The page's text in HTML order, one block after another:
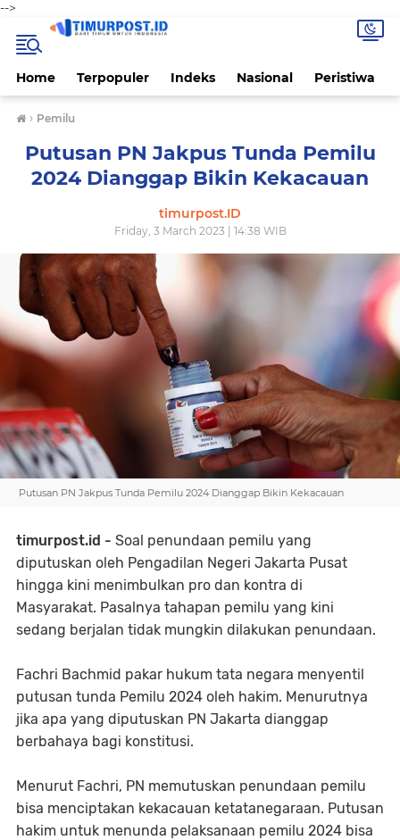
-->
Home Terpopuler Indeks Nasional Peristiwa
› Pemilu
Putusan PN Jakpus Tunda Pemilu
2024 Dianggap Bikin Kekacauan
timurpost.ID
Friday, 3 March 2023 | 14:38 WIB
Putusan PN Jakpus Tunda Pemilu 2024 Dianggap Bikin Kekacauan
timurpost.id - Soal penundaan pemilu yang
diputuskan oleh Pengadilan Negeri Jakarta Pusat
hingga kini menimbulkan pro dan kontra di
Masyarakat. Pasalnya tahapan pemilu yang kini
sedang berjalan tidak mungkin dilakukan penundaan.
Fachri Bachmid pakar hukum tata negara menyentil
putusan tunda Pemilu 2024 oleh hakim. Menurutnya
jika apa yang diputuskan PN Jakarta dianggap
berbahaya bagi konstitusi.
Menurut Fachri, PN memutuskan penundaan pemilu
bisa menciptakan kekacauan ketatanegaraan. Putusan
hakim untuk menunda pelaksanaan pemilu 2024 bisa